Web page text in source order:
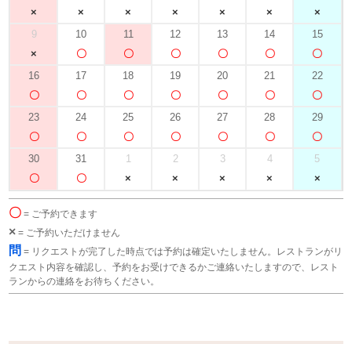
9 10 11 12 13 14 15
16 17 18 19 20 21 22
23 24 25 26 27 28 29
30 31 1 2 3 4 5
〇 = ご予約できます
× = ご予約いただけません
問 = リクエストが完了した時点では予約は確定いたしません。レストランがリ
クエスト内容を確認し、予約をお受けできるかご連絡いたしますので、レスト
ランからの連絡をお待ちください。